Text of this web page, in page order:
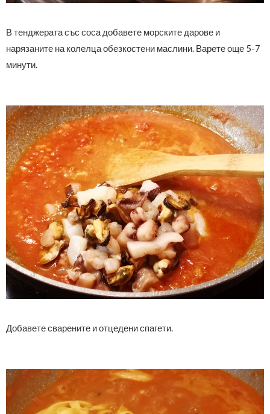
В тенджерата със соса добавете морските дарове и
нарязаните на колелца обезкостени маслини. Варете още 5-7
минути.
Добавете сварените и отцедени спагети.